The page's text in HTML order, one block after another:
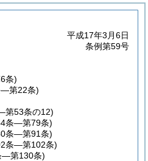
平成17年3月6日
条例第59号
条)
第22条)
第53条の12)
条―第79条)
条―第91条)
条―第102条)
―第130条)